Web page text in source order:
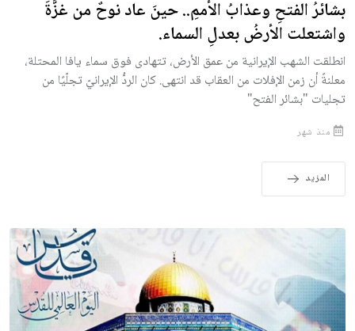
بشائرُ الفتحِ وعذابُ الأممِ.. حينَ عاد نوحٌ من غزَّةَ
واشتعلت الأرضُ بعدلِ السماء.
انطلقت الشهب الإيرانية من عمق الأرض، تتهادى فوق سماء يافا المحتلة،
معلنةً أن زمن الإفلات من العقاب قد انتهى. كان الردُّ الإيرانيّ تجلّيًا من
تجليات "بشائر الفتح"
منذ شهر
المزيد